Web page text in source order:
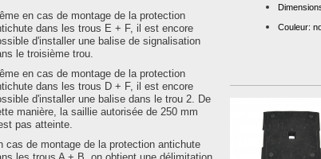
en cas de montage de la protection
dans les trous E + F, il est encore
d'installer une balise de signalisation
le troisième trou.
en cas de montage de la protection
dans les trous D + F, il est encore
d'installer une balise dans le trou 2. De
manière, la saillie autorisée de 250 mm
pas atteinte.
cas de montage de la protection antichute
socle K1, ce qui évite
Les balises de
et un compartiment de
Il ne faut pas oublier
empilable de part sa
automatique.
Pour le retirer, il suffit
Couleur: